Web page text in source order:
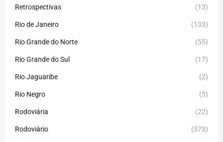
Retrospectivas (13)
Rio de Janeiro (133)
Rio Grande do Norte (55)
Rio Grande do Sul (17)
Rio Jaguaribe (2)
Rio Negro (5)
Rodoviária (22)
Rodoviário (373)